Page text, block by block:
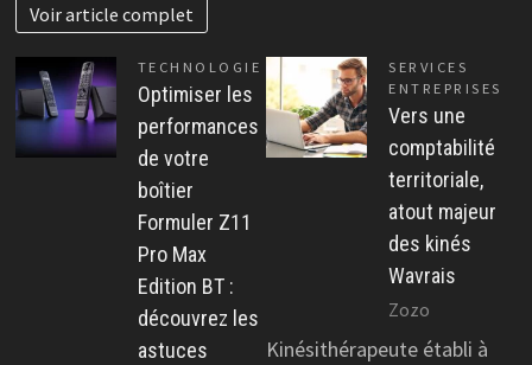
Voir article complet
TECHNOLOGIE
Optimiser les
performances
de votre
boîtier
Formuler Z11
Pro Max
Edition BT :
découvrez les
astuces
SERVICES
ENTREPRISES
Vers une
comptabilité
territoriale,
atout majeur
des kinés
Wavrais
Zozo
Kinésithérapeute établi à